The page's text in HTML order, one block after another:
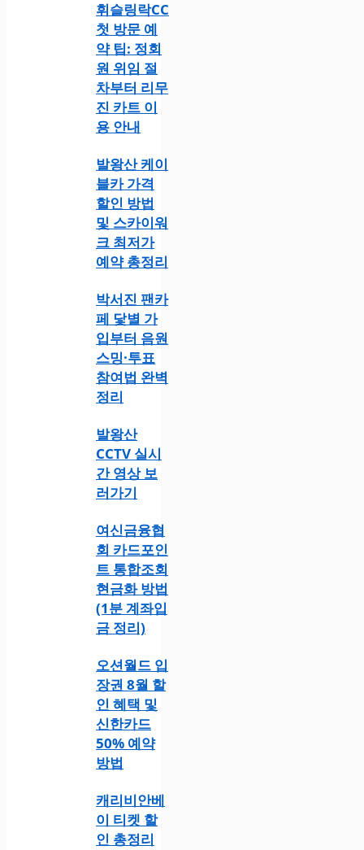
휘슬링락CC
첫 방문 예
약 팁: 정회
원 위임 절
차부터 리무
진 카트 이
용 안내
발왕산 케이
블카 가격
할인 방법
및 스카이워
크 최저가
예약 총정리
박서진 팬카
페 닻별 가
입부터 음원
스밍·투표
참여법 완벽
정리
발왕산
CCTV 실시
간 영상 보
러가기
여신금융협
회 카드포인
트 통합조회
현금화 방법
(1분 계좌입
금 정리)
오션월드 입
장권 8월 할
인 혜택 및
신한카드
50% 예약
방법
캐리비안베
이 티켓 할
인 총정리